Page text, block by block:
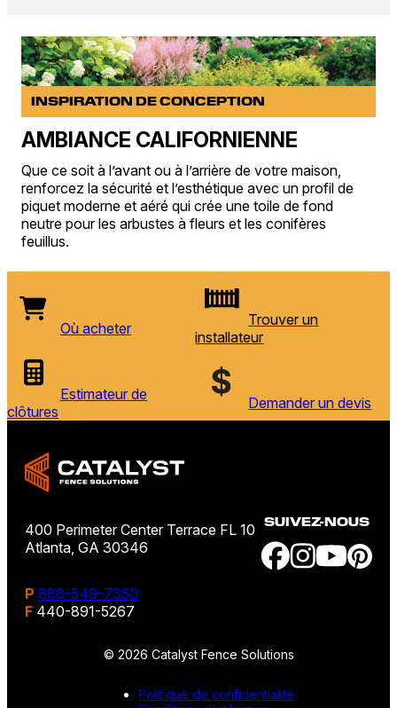
INSPIRATION DE CONCEPTION
AMBIANCE CALIFORNIENNE
Que ce soit à l’avant ou à l’arrière de votre maison,
renforcez la sécurité et l’esthétique avec un profil de
piquet moderne et aéré qui crée une toile de fond
neutre pour les arbustes à fleurs et les conifères
feuillus.
Où acheter
Trouver un
installateur
Estimateur de
clôtures
Demander un devis
400 Perimeter Center Terrace FL 10
Atlanta, GA 30346
P 888-549-7350
F 440-891-5267
SUIVEZ-NOUS
© 2026 Catalyst Fence Solutions
Politique de confidentialité